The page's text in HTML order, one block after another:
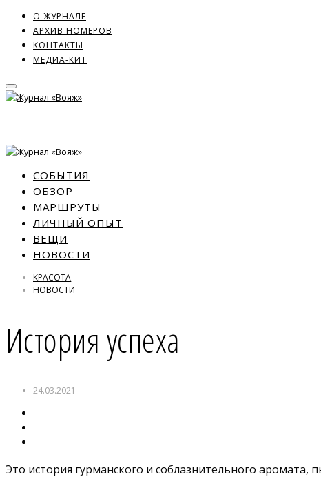
О ЖУРНАЛЕ
АРХИВ НОМЕРОВ
КОНТАКТЫ
МЕДИА-КИТ
СОБЫТИЯ
ОБЗОР
МАРШРУТЫ
ЛИЧНЫЙ ОПЫТ
ВЕЩИ
НОВОСТИ
КРАСОТА
НОВОСТИ
История успеха
24.03.2021
Это история гурманского и соблазнительного